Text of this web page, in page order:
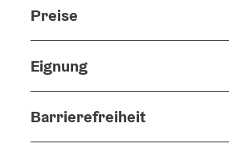
Preise
Eignung
Barrierefreiheit